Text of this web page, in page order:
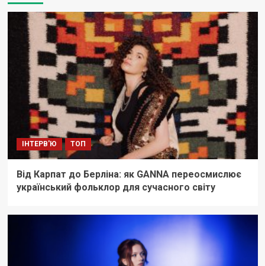
ІНТЕРВ'Ю ТОП
Від Карпат до Берліна: як GANNA переосмислює
український фольклор для сучасного світу